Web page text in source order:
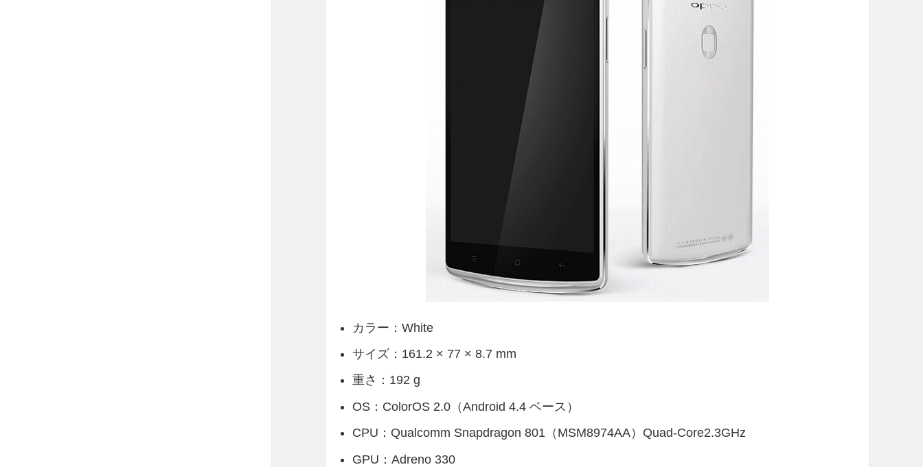
カラー：White
サイズ：161.2 × 77 × 8.7 mm
重さ：192 g
OS：ColorOS 2.0（Android 4.4 ベース）
CPU：Qualcomm Snapdragon 801（MSM8974AA）Quad-Core2.3GHz
GPU：Adreno 330